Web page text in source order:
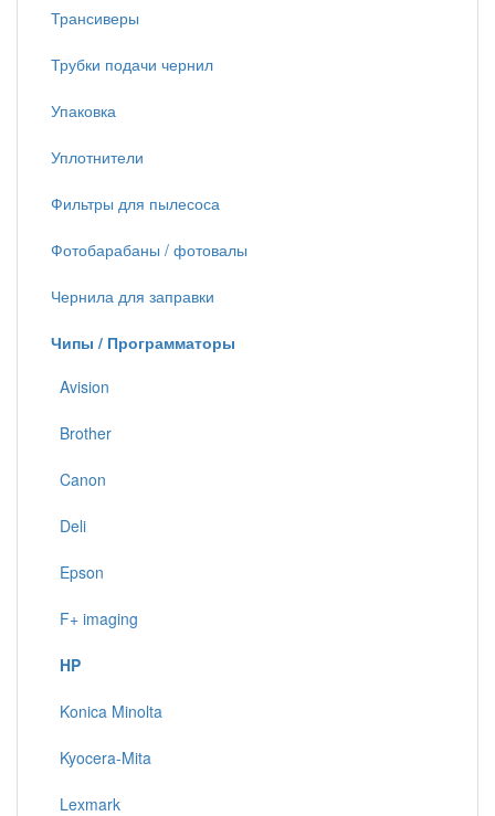
Трансиверы
Трубки подачи чернил
Упаковка
Уплотнители
Фильтры для пылесоса
Фотобарабаны / фотовалы
Чернила для заправки
Чипы / Программаторы
Avision
Brother
Canon
Deli
Epson
F+ imaging
HP
Konica Minolta
Kyocera-Mita
Lexmark